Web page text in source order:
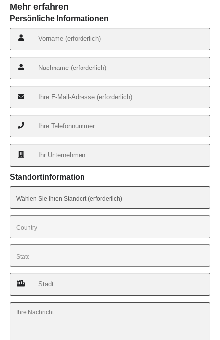
Mehr erfahren
Persönliche Informationen
Standortinformation